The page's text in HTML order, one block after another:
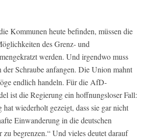
Kommunen heute befinden, müssen die
des Grenz- und
werden. Und irgendwo muss
Schraube anfangen. Die Union mahnt
endlich handeln. Für die AfD-
ist die Regierung ein hoffnungsloser Fall:
wiederholt gezeigt, dass sie gar nicht
Einwanderung in die deutschen
zu begrenzen.“ Und vieles deutet darauf